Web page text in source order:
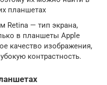
планшетах
Retina — тип экрана,
в планшеты Apple
качество изображения,
контрастность.